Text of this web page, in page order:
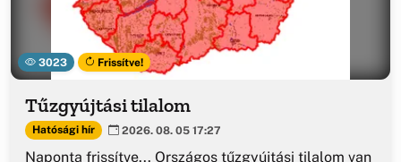
3023 Frissítve!
Tűzgyújtási tilalom
Hatósági hír 2026. 08. 05 17:27
Naponta frissítve... Országos tűzgyújtási tilalom van